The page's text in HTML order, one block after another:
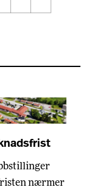
nærmer